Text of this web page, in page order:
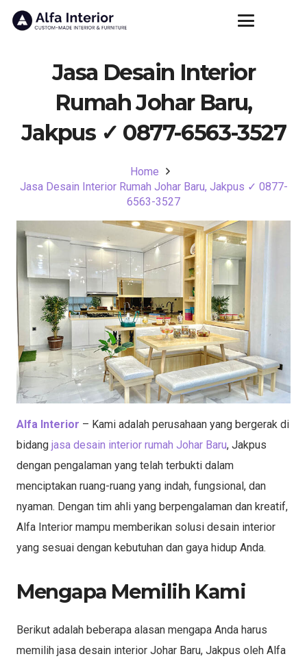
Jasa Desain Interior
Rumah Johar Baru,
Jakpus ✓ 0877-6563-3527
Home
Jasa Desain Interior Rumah Johar Baru, Jakpus ✓ 0877-
6563-3527
Alfa Interior – Kami adalah perusahaan yang bergerak di
bidang jasa desain interior rumah Johar Baru, Jakpus
dengan pengalaman yang telah terbukti dalam
menciptakan ruang-ruang yang indah, fungsional, dan
nyaman. Dengan tim ahli yang berpengalaman dan kreatif,
Alfa Interior mampu memberikan solusi desain interior
yang sesuai dengan kebutuhan dan gaya hidup Anda.
Mengapa Memilih Kami
Berikut adalah beberapa alasan mengapa Anda harus
memilih jasa desain interior Johar Baru, Jakpus oleh Alfa